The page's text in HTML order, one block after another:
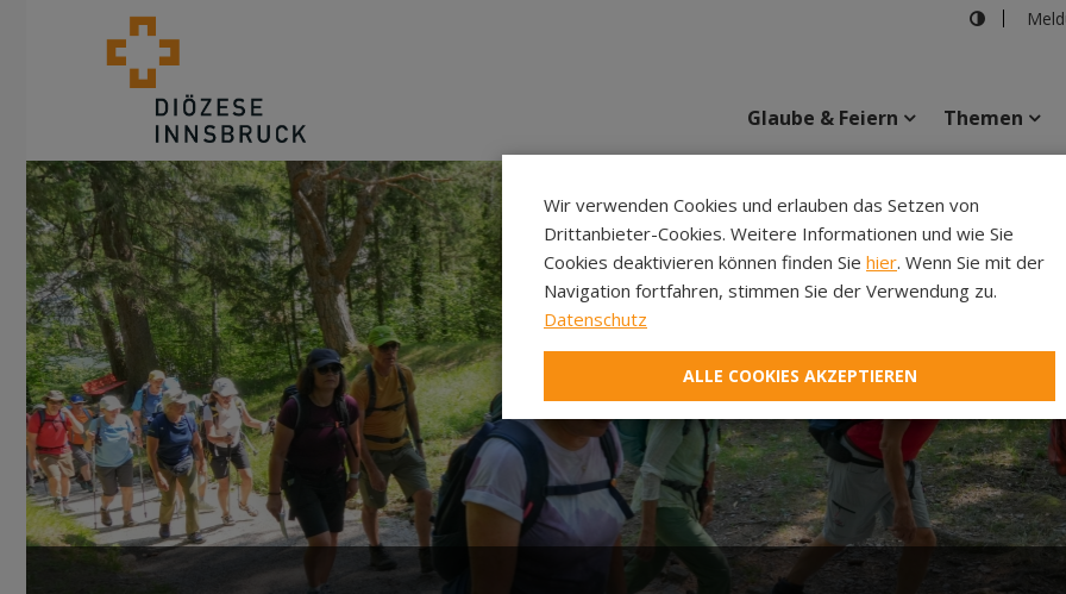
Glaube & Feiern Themen
Wir verwenden Cookies und erlauben das Setzen von
Drittanbieter-Cookies. Weitere Informationen und wie Sie
Cookies deaktivieren können finden Sie hier. Wenn Sie mit der
Navigation fortfahren, stimmen Sie der Verwendung zu.
Datenschutz
ALLE COOKIES AKZEPTIEREN